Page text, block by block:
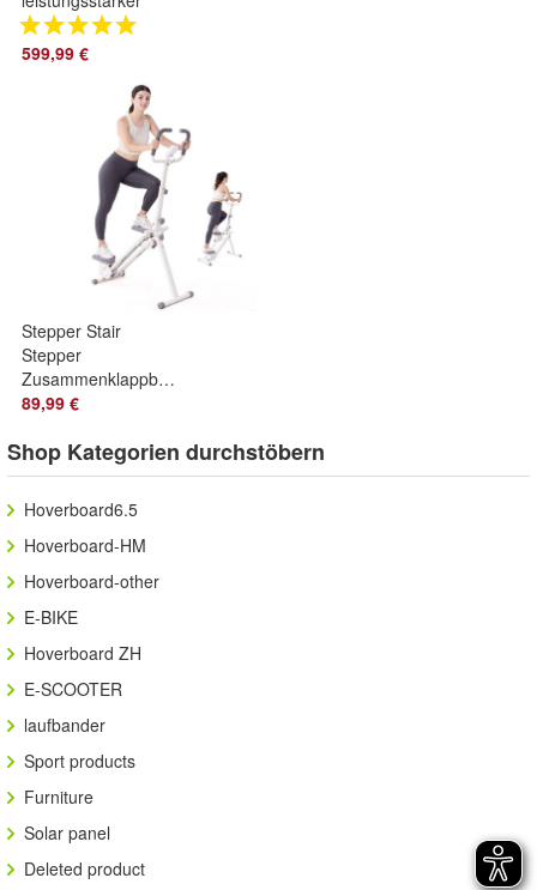
400w Motor, 1-6 km/
h mit Steigung
599,99 €
Stepper Stair
Stepper
Zusammenklappbarer,
Stairmaster für
Climber
89,99 €
Shop Kategorien durchstöbern
Hoverboard6.5
Hoverboard-HM
Hoverboard-other
E-BIKE
Hoverboard ZH
E-SCOOTER
laufbander
Sport products
Furniture
Solar panel
Deleted product